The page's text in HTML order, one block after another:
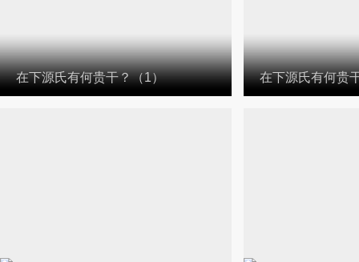
在下源氏有何贵干？（1） 在下源氏有何贵